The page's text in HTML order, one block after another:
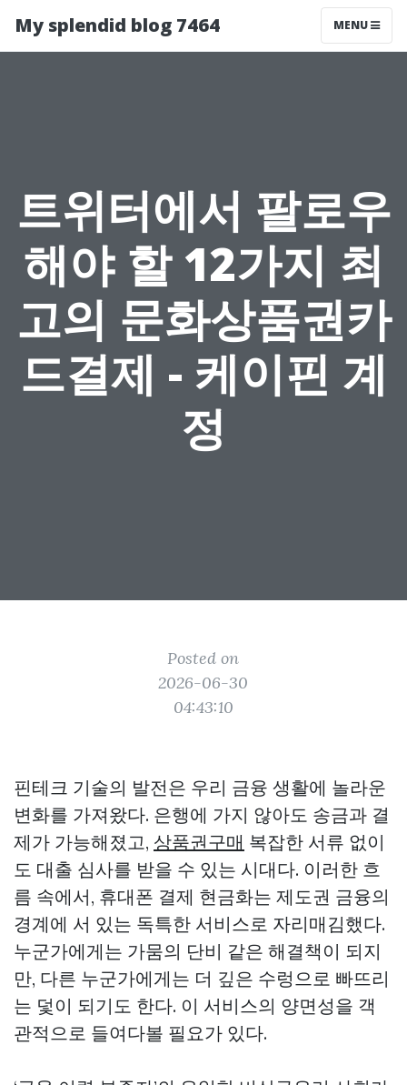
My splendid blog 7464 MENU
트위터에서 팔로우
해야 할 12가지 최
고의 문화상품권카
드결제 - 케이핀 계
정
Posted on
2026-06-30
04:43:10
핀테크 기술의 발전은 우리 금융 생활에 놀라운
변화를 가져왔다. 은행에 가지 않아도 송금과 결
제가 가능해졌고, 상품권구매 복잡한 서류 없이
도 대출 심사를 받을 수 있는 시대다. 이러한 흐
름 속에서, 휴대폰 결제 현금화는 제도권 금융의
경계에 서 있는 독특한 서비스로 자리매김했다.
누군가에게는 가뭄의 단비 같은 해결책이 되지
만, 다른 누군가에게는 더 깊은 수렁으로 빠뜨리
는 덫이 되기도 한다. 이 서비스의 양면성을 객
관적으로 들여다볼 필요가 있다.